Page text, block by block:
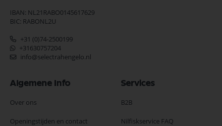
IBAN: NL21RABO0145617629
BIC: RABONL2U
+31 (0)74-2500199
+31630757204
info@selectrahengelo.nl
Algemene Info
Over ons
Openingstijden en contact
Services
B2B
Nilfiskservice FAQ